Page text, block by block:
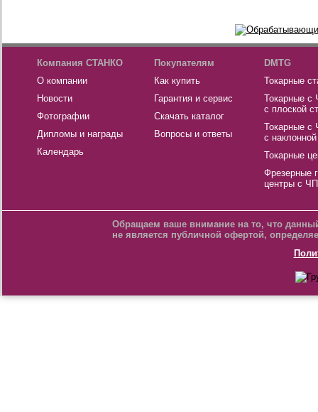
Компания СТАНКО
О компании
Новости
Фотографии
Дипломы и награды
Календарь
Покупателям
Как купить
Гарантия и сервис
Скачать каталог
Вопросы и ответы
DMTG
Токарные
Токарные с
с плоской
Токарные с
с
Токарные
Фрезерные
центры с
Обращаем ваше внимание на то, что
не является публичной офертой,